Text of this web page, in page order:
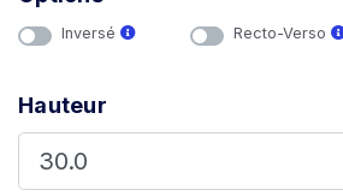
Inversé Recto-Verso
Hauteur